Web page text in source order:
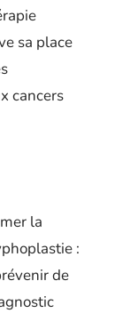
sa place
cancers
la
:
de